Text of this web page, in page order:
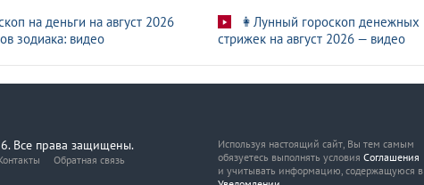
на деньги на август 2026
зодиака: видео
👩Лунный гороскоп денежных
стрижек на август 2026 — видео
Все права защищены.
Обратная связь
Используя настоящий сайт, Вы тем самым
обязуетесь выполнять условия Соглашения
и учитывать информацию, содержащуюся в